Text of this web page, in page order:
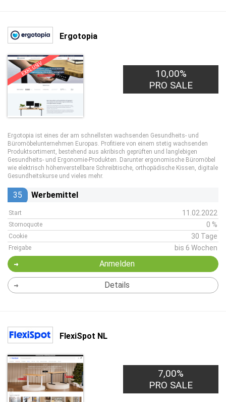
Ergotopia
EXKLUSIV
10,00%
PRO SALE
Ergotopia ist eines der am schnellsten wachsenden Gesundheits- und
Büromöbelunternehmen Europas. Profitiere von einem stetig wachsenden
Produktsortiment, bestehend aus akribisch geprüften und langlebigen
Gesundheits- und Ergonomie-Produkten. Darunter ergonomische Büromöbel
wie elektrisch höhenverstellbare Schreibtische, orthopädische Kissen, digitale
Gesundheitskurse und vieles mehr.
35 Werbemittel
Start 11.02.2022
Stornoquote 0 %
Cookie 30 Tage
Freigabe bis 6 Wochen
Anmelden
Details
FlexiSpot NL
7,00%
PRO SALE